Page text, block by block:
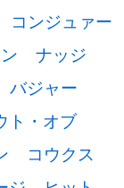
コンジュァー
ナッジ
バジャー
ト・オブ
コウクス